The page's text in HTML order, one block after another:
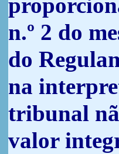
n.º 2 do
do
na
tribunal
valor